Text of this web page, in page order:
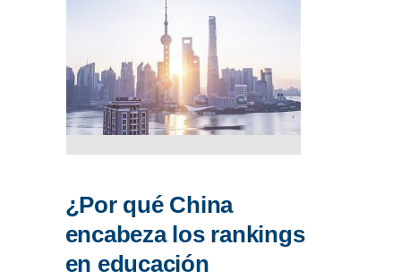
¿Por qué China
encabeza los rankings
en educación